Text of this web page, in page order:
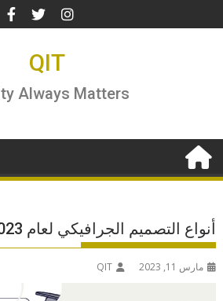
to
QIT
Always Matters
أنواع التصميم الجرافيكي لعام 2023
مارس 11, 2023 QIT